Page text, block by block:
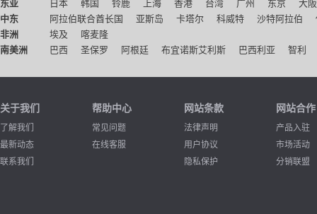
东亚
日本 韩国 铃鹿 上海 香港 台湾 广州 东京
大阪
中东
阿拉伯联合酋长国 亚斯岛 卡塔尔 科威特 沙特阿拉伯
非洲
埃及
喀麦隆
南美洲
巴西 圣保罗 阿根廷 布宜诺斯艾利斯 巴西利亚 智利
关于我们
了解我们
最新动态
联系我们
帮助中心
常见问题
在线客服
网站条款
法律声明
用户协议
隐私保护
网站合作
产品入驻
市场活动
分销联盟